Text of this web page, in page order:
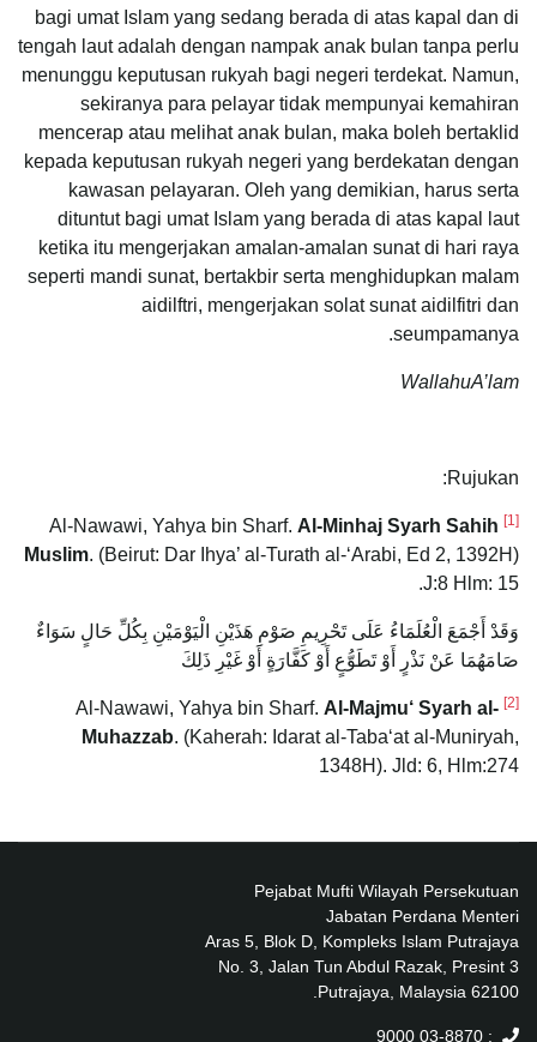
bagi umat Islam yang sedang berada di atas kapal dan di
tengah laut adalah dengan nampak anak bulan tanpa perlu
menunggu keputusan rukyah bagi negeri terdekat. Namun,
sekiranya para pelayar tidak mempunyai kemahiran
mencerap atau melihat anak bulan, maka boleh bertaklid
kepada keputusan rukyah negeri yang berdekatan dengan
kawasan pelayaran. Oleh yang demikian, harus serta
dituntut bagi umat Islam yang berada di atas kapal laut
ketika itu mengerjakan amalan-amalan sunat di hari raya
seperti mandi sunat, bertakbir serta menghidupkan malam
aidilftri, mengerjakan solat sunat aidilfitri dan
seumpamanya.
WallahuA’lam
Rujukan:
[1]
Al-Minhaj Syarh Sahih
Muslim. (Beirut: Dar Ihya’ al-Turath al-‘Arabi, Ed 2, 1392H)
J:8 Hlm: 15.
وَقَدْ أَجْمَعَ الْعُلَمَاءُ عَلَى تَحْرِيمِ صَوْمِ هَذَيْنِ الْيَوْمَيْنِ بِكُلِّ حَالٍ سَوَاءٌ
صَامَهُمَا عَنْ نَذْرٍ أَوْ تَطَوُّعٍ أَوْ كَفَّارَةٍ أَوْ غَيْرِ ذَلِكَ
[2]
Al-Majmu‘ Syarh al-
Muhazzab. (Kaherah: Idarat al-Taba‘at al-Muniryah,
1348H). Jld: 6, Hlm:274
Pejabat Mufti Wilayah Persekutuan
Jabatan Perdana Menteri
Aras 5, Blok D, Kompleks Islam Putrajaya
No. 3, Jalan Tun Abdul Razak, Presint 3
62100 Putrajaya, Malaysia.
: 03-8870 9000